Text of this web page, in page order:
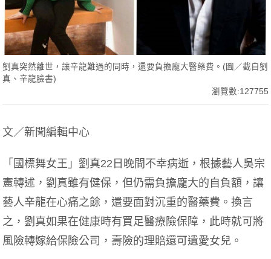
劉真突然離世，讓辛龍難過的同時，還要負擔龐大醫藥費。(圖／截自劉
真、辛龍臉書)
瀏覽數:127755
文／新聞編輯中心
「國標舞女王」劉真22日晚間不幸病逝，根據藝人吳宗
憲轉述，劉真雖有健保，但仍需負擔龐大的自負額，讓
藝人辛龍在心痛之餘，還要面對沉重的醫藥費。換言
之，劉真如果在健康時有買足醫療險保障，此時就可將
風險轉嫁給保險公司，壽險的理賠還可遺愛女兒。